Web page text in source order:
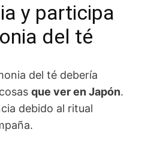
y participa
del té
del té debería
que ver en Japón.
debido al ritual